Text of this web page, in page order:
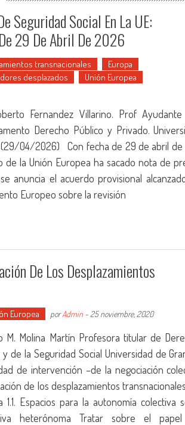
Seguridad Social En La UE:
29 De Abril De 2026
transnacionales
Europa
desplazados Unión Europea
Fernandez Villarino. Prof Ayudante
Derecho Público y Privado.
(29/04/2026) Con fecha de 29 de abril de
de la Unión Europea ha sacado nota de
anuncia el acuerdo provisional
Europeo sobre la revisión
De Los Desplazamientos
Europea porAdmin - 25 noviembre, 2020
M. Molina Martín Profesora titular de
y de la Seguridad Social Universidad de
de intervención –de la negociación
de los desplazamientos
1.1. Espacios para la autonomía colectiva
heterónoma Tratar sobre el